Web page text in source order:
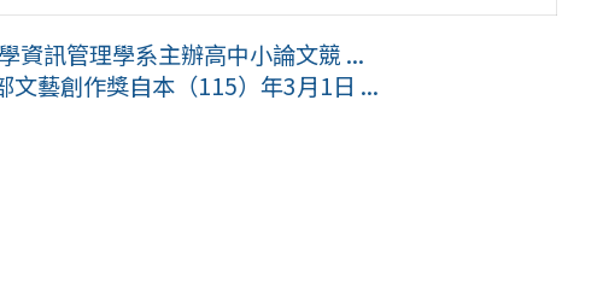
資訊管理學系主辦高中小論文競 ...
藝創作獎自本（115）年3月1日 ...